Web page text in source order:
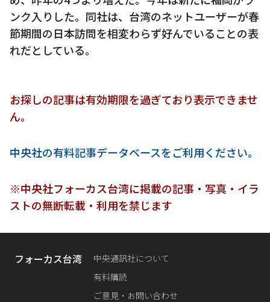
ンク入りした。同社は、台湾のネットユーザーが春
節期間の日本訪問を相変わらず好んでいることの表
れだとしている。
お探しの記事は有効期限を過ぎており表示できませ
ん。
中央社の有料記事データベースをご利用ください。
※中央社フォーカス台湾に掲載の記事・写真・イラ
ストの無断転載・利用を禁じます
フォーカス台湾
中央通訊社について
有料購読
ご意見・お問い合わせ